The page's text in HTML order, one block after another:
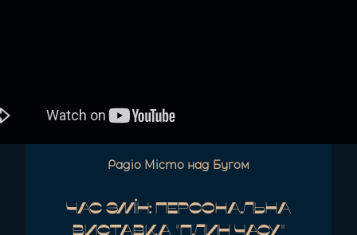
Радіо Місто над Бугом
Час Змін: Персональна